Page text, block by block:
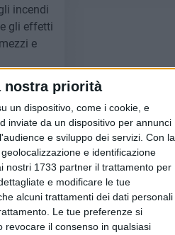
nostra priorità
un dispositivo, come i cookie, e
inviate da un dispositivo per annunci
e sviluppo dei servizi. Con la
e identificazione
nostri 1733 partner il trattamento per
e modificare le tue
alcuni trattamenti dei dati personali
Le tue preferenze si
revocare il consenso in qualsiasi
incendi
gli effetti
e
essere
le
Civile